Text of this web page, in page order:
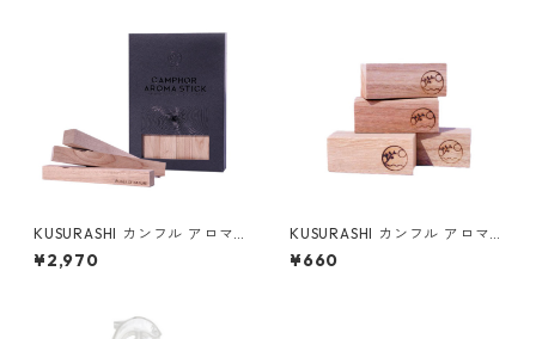
KUSURASHI カンフル アロマ
スティックL
¥2,970
KUSURASHI カンフル アロマ
ブロック
¥660